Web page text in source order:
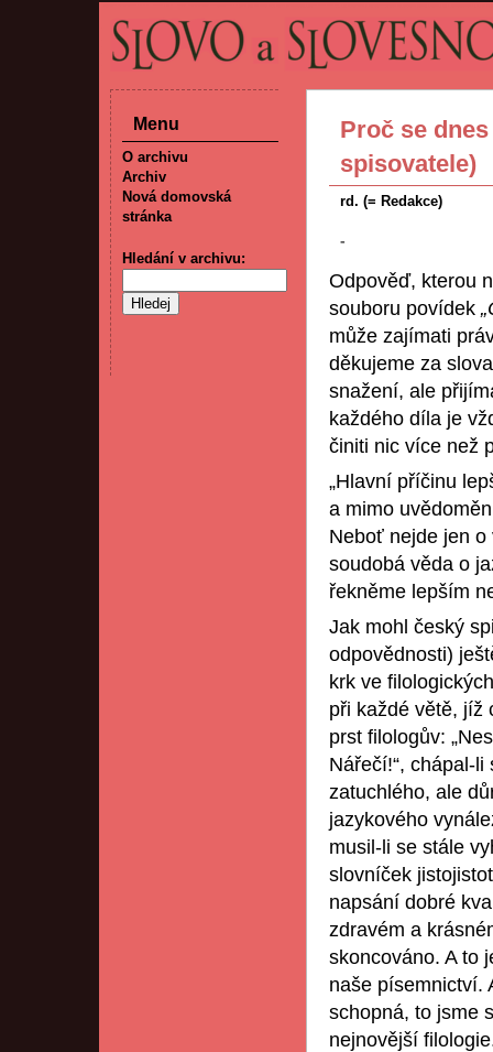
Proč se
spisovatele)
rd. (= Redakce)
-
Odpověď, kterou
souboru povídek
může zajímati
děkujeme za
snažení, ale
každého díla je
činiti nic více než
„Hlavní příčinu
a mimo
Neboť nejde jen o
soudobá věda o
řekněme lepším
Jak mohl český
odpovědnosti)
krk ve
při každé větě, jíž
prst filologův:
Nářečí!“, chápal-
zatuchlého, ale
jazykového
musil-li se stále
slovníček
napsání dobré
zdravém a
skoncováno. A to
naše písemnictví.
schopná, to jsme
nejnovější
Menu
O archivu
Archiv
Nová domovská
stránka
Hledání v archivu: